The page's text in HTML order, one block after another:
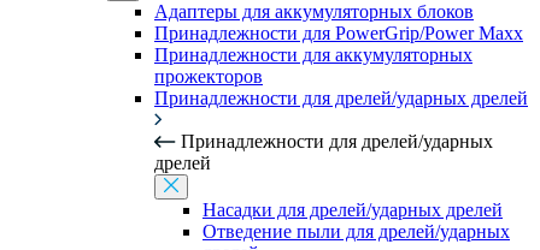
Адаптеры для аккумуляторных блоков
Принадлежности для PowerGrip/Power Maxx
Принадлежности для аккумуляторных
прожекторов
Принадлежности для дрелей/ударных дрелей
Принадлежности для дрелей/ударных
дрелей
Насадки для дрелей/ударных дрелей
Отведение пыли для дрелей/ударных